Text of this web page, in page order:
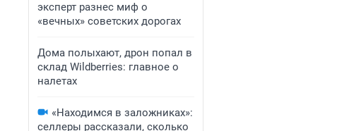
эксперт разнес миф о
«вечных» советских дорогах
Дома полыхают, дрон попал в
склад Wildberries: главное о
налетах
«Находимся в заложниках»:
селлеры рассказали, сколько